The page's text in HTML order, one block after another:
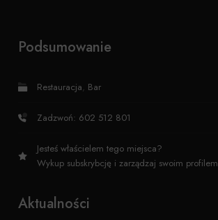
Podsumowanie
Restauracja, Bar
Zadzwoń: 602 512 801
Jesteś właścielem tego miejsca?
Wykup subskrybcję i zarządzaj swoim profilem
Aktualności